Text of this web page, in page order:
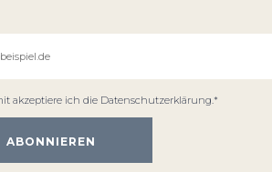
akzeptiere ich die Datenschutzerklärung.*